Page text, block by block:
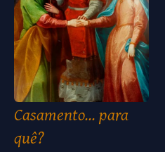
Casamento... para
quê?